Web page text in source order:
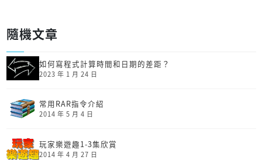
隨機文章
如何寫程式計算時間和日期的差距？
2023 年 1 月 24 日
常用RAR指令介紹
2014 年 5 月 4 日
玩家樂遊趣1-3集欣賞
2014 年 4 月 27 日